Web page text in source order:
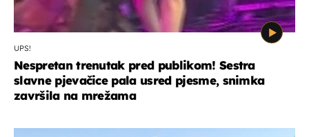
UPS!
Nespretan trenutak pred publikom! Sestra
slavne pjevačice pala usred pjesme, snimka
završila na mrežama